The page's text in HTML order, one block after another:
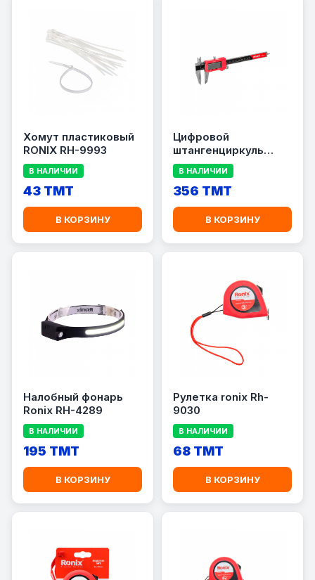
Хомут пластиковый
RONIX RH-9993
В НАЛИЧИИ
43 TMT
В КОРЗИНУ
Цифровой
штангенциркуль
Ronix RH-9706
В НАЛИЧИИ
356 TMT
В КОРЗИНУ
Налобный фонарь
Ronix RH-4289
В НАЛИЧИИ
195 TMT
В КОРЗИНУ
Рулетка ronix Rh-
9030
В НАЛИЧИИ
68 TMT
В КОРЗИНУ